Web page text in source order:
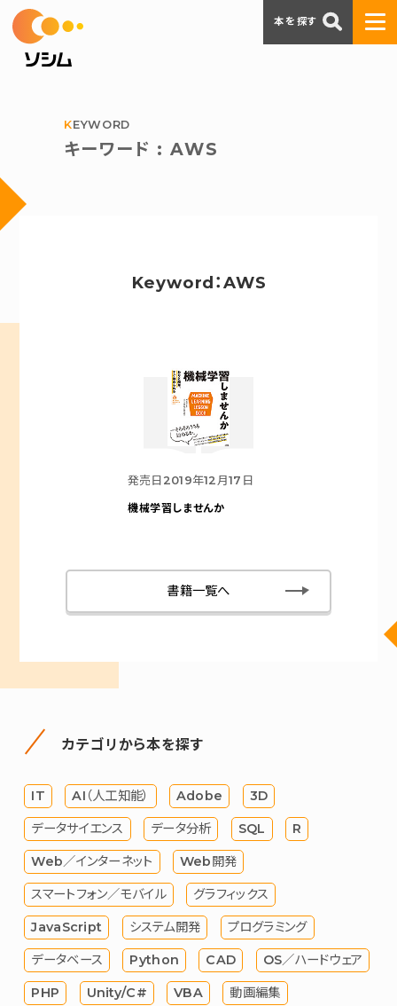
KEYWORD
キーワード : AWS
Keyword：AWS
発売日 2019年12月17日
機械学習しませんか
書籍一覧へ
カテゴリから本を探す
IT AI（人工知能） Adobe 3D
データサイエンス データ分析 SQL R
Web／インターネット Web開発
スマートフォン／モバイル グラフィックス
JavaScript システム開発 プログラミング
データベース Python CAD OS／ハードウェア
PHP Unity/C# VBA 動画編集
本を探す